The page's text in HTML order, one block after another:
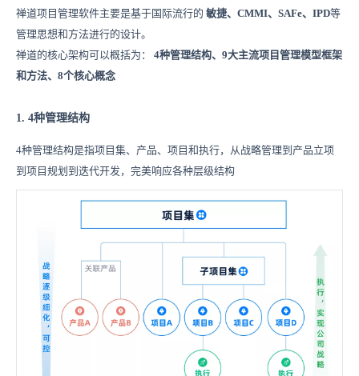
禅道项目管理软件主要是基于国际流行的 敏捷、CMMI、SAFe、IPD等
管理思想和方法进行的设计。
禅道的核心架构可以概括为： 4种管理结构、9大主流项目管理模型框架
和方法、8个核心概念
1. 4种管理结构
4种管理结构是指项目集、产品、项目和执行，从战略管理到产品立项
到项目规划到迭代开发，完美响应各种层级结构